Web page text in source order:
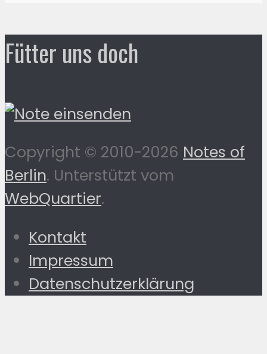
Fütter uns doch
Copyright © 2010-2026 Notes of
Berlin. Unterstützt vom
WebQuartier.
Kontakt
Impressum
Datenschutzerklärung